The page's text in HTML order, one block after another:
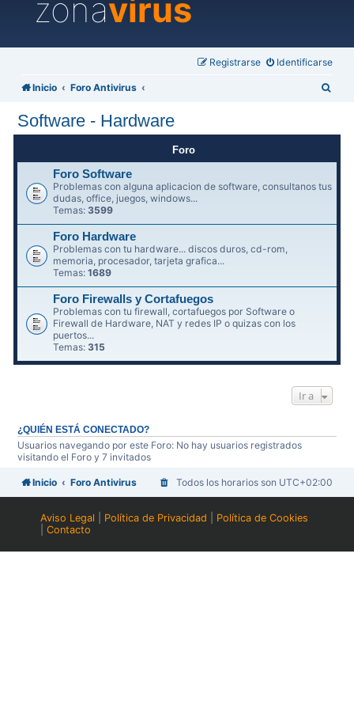
zonavirus
Identificarse
Registrarse
Inicio Foro Antivirus
Software - Hardware
Foro
Foro Software
Problemas con alguna aplicacion de software, consultanos tus
dudas, office, juegos, windows...
Temas: 3599
Foro Hardware
Problemas con tu hardware... discos duros, cd-rom,
memoria, procesador, tarjeta grafica...
Temas:1689
Foro Firewalls y Cortafuegos
Problemas con tu firewall, cortafuegos por Software o
Firewall de Hardware, NAT y redes IP o quizas con los
puertos...
Temas:315
Ir a
¿QUIÉN ESTÁ CONECTADO?
Usuarios navegando por este Foro: No hay usuarios registrados
visitando el Foro y 7 invitados
Inicio Foro Antivirus Todos los horarios son UTC+02:00
Aviso Legal Política de Privacidad
Política de Cookies
|Contacto